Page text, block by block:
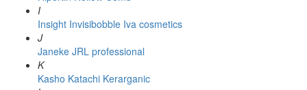
I
Insight Invisibobble Iva cosmetics
J
Janeke JRL professional
K
Kasho Katachi Kerarganic